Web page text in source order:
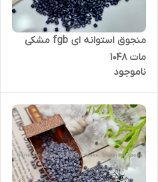
منجوق استوانه ای fgb مشکی
مات ۱۰۴۸
ناموجود